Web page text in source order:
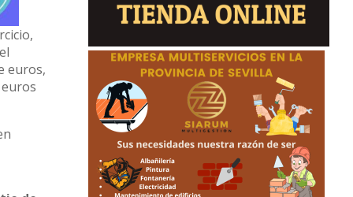
euros,